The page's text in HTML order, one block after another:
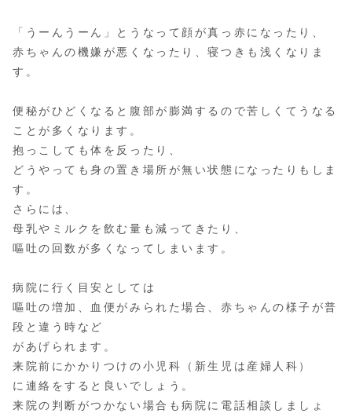
「うーんうーん」とうなって顔が真っ赤になったり、
赤ちゃんの機嫌が悪くなったり、寝つきも浅くなりま
す。
便秘がひどくなると腹部が膨満するので苦しくてうなる
ことが多くなります。
抱っこしても体を反ったり、
どうやっても身の置き場所が無い状態になったりもしま
す。
さらには、
母乳やミルクを飲む量も減ってきたり、
嘔吐の回数が多くなってしまいます。
病院に行く目安としては
嘔吐の増加、血便がみられた場合、赤ちゃんの様子が普
段と違う時など
があげられます。
来院前にかかりつけの小児科（新生児は産婦人科）
に連絡をすると良いでしょう。
来院の判断がつかない場合も病院に電話相談しましょ